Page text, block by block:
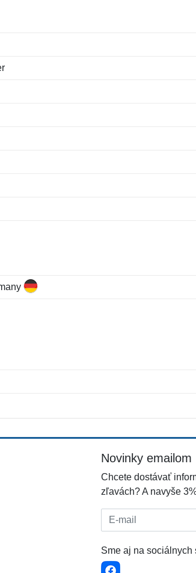
Novinky emailom
Chcete dostávať
zľavách? A navyše
E-mail:
Sme aj na sociálnych